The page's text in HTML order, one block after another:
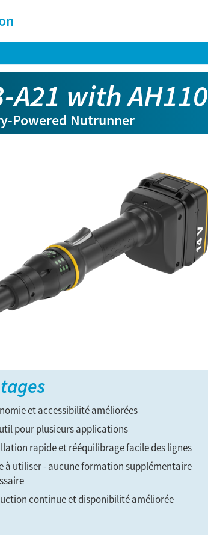
A21 with AH110
Powered Nutrunner
et accessibilité améliorées
pour plusieurs applications
rapide et rééquilibrage facile des lignes
à utiliser - aucune formation supplémentaire
continue et disponibilité améliorée